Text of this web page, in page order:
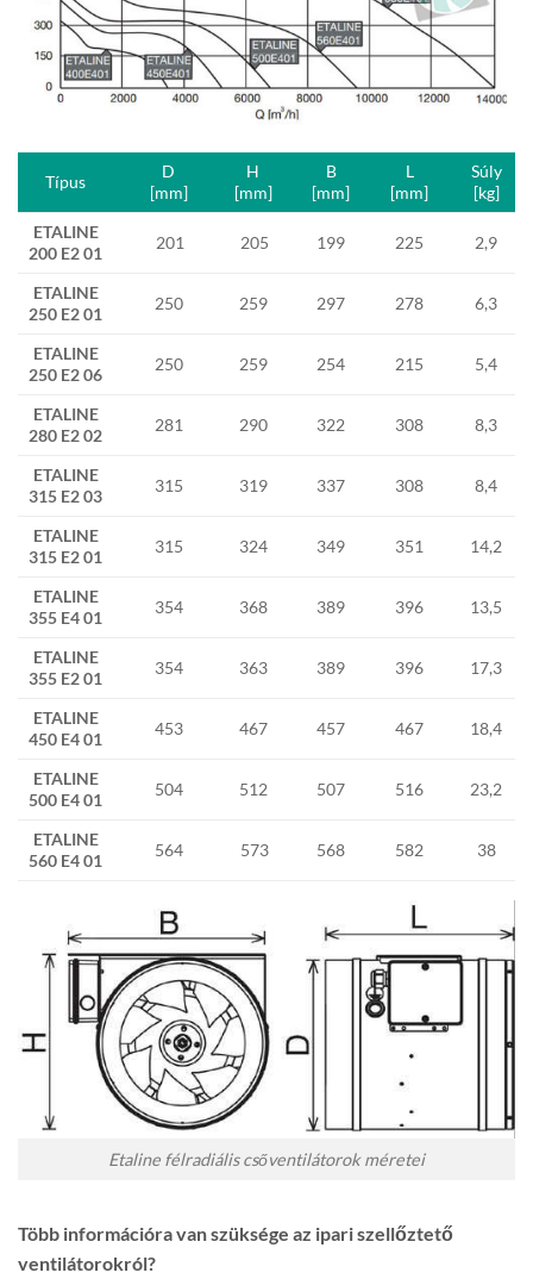
ETALINE
200 E2 01
201 205 199 225 2,9
ETALINE
250 E2 01
250 259 297 278 6,3
ETALINE
250 E2 06
250 259 254 215 5,4
ETALINE
280 E2 02
281 290 322 308 8,3
ETALINE
315 E2 03
315 319 337 308 8,4
ETALINE
315 E2 01
315 324 349 351 14,2
ETALINE
355 E4 01
354 368 389 396 13,5
ETALINE
355 E2 01
354 363 389 396 17,3
ETALINE
450 E4 01
453 467 457 467 18,4
ETALINE
500 E4 01
504 512 507 516 23,2
ETALINE
560 E4 01
564 573 568 582 38
Típus
D
[mm]
H
[mm]
B
[mm]
L
[mm]
Súly
[kg]
Etaline félradiális csőventilátorok méretei
Több információra van szüksége az ipari szellőztető
ventilátorokról?